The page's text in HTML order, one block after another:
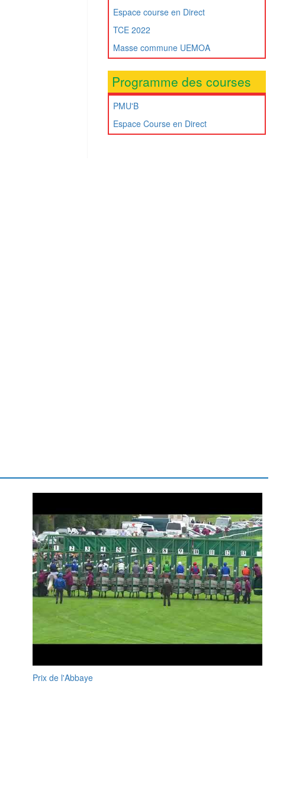
Espace course en Direct
TCE 2022
Masse commune UEMOA
Programme des courses
PMU'B
Espace Course en Direct
Prix de l'Abbaye